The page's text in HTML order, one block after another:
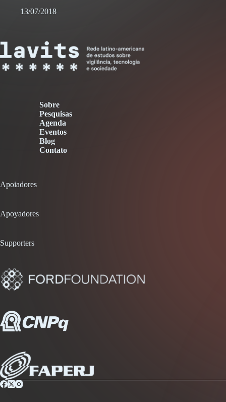
13/07/2018
Sobre
Pesquisas
Agenda
Eventos
Blog
Contato
Apoiadores
Apoyadores
Supporters